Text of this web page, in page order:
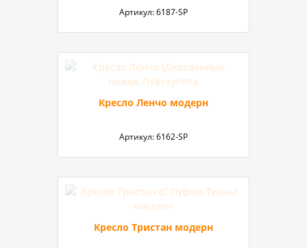
Артикул:6187-SP
Кресло Ленчо модерн
Артикул:6162-SP
Кресло Тристан модерн